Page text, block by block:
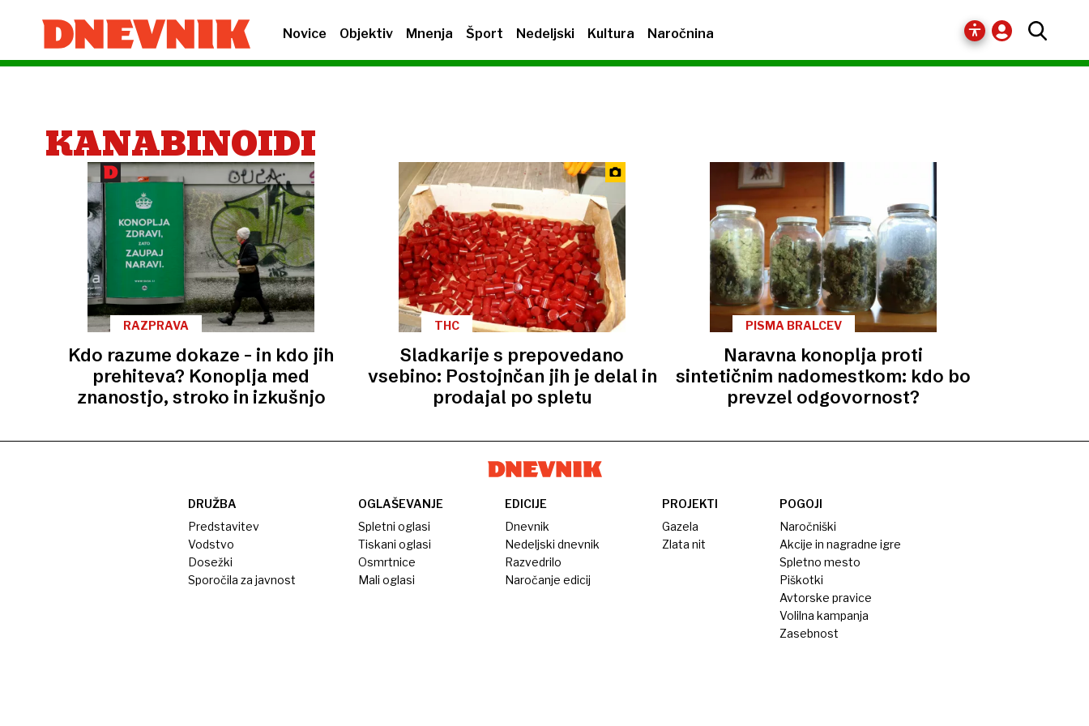
Novice Objektiv Mnenja Šport Nedeljski Kultura Naročnina
KANABINOIDI
RAZPRAVA
Kdo razume dokaze – in kdo jih
prehiteva? Konoplja med
znanostjo, stroko in izkušnjo
THC
Sladkarije s prepovedano
vsebino: Postojnčan jih je delal in
prodajal po spletu
PISMA BRALCEV
Naravna konoplja proti
sintetičnim nadomestkom: kdo bo
prevzel odgovornost?
DRUŽBA
Predstavitev
Vodstvo
Dosežki
Sporočila za javnost
OGLAŠEVANJE
Spletni oglasi
Tiskani oglasi
Osmrtnice
Mali oglasi
EDICIJE
Dnevnik
Nedeljski dnevnik
Razvedrilo
Naročanje edicij
PROJEKTI
Gazela
Zlata nit
POGOJI
Naročniški
Akcije in nagradne igre
Spletno mesto
Piškotki
Avtorske pravice
Volilna kampanja
Zasebnost